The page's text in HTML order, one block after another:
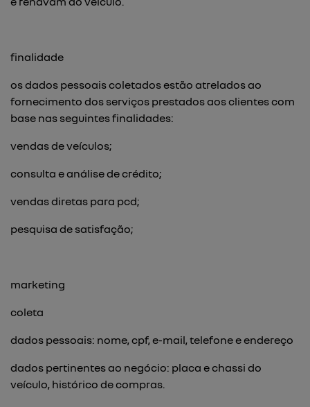
finalidade
os dados pessoais coletados estão atrelados ao
fornecimento dos serviços prestados aos clientes com
base nas seguintes finalidades:
vendas de veículos;
consulta e análise de crédito;
vendas diretas para pcd;
pesquisa de satisfação;
marketing
coleta
dados pessoais: nome, cpf, e-mail, telefone e endereço
dados pertinentes ao negócio: placa e chassi do
veículo, histórico de compras.